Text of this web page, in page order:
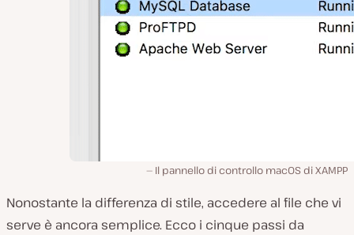
Il pannello di controllo macOS di XAMPP
Nonostante la differenza di stile, accedere al file che vi
serve è ancora semplice. Ecco i cinque passi da